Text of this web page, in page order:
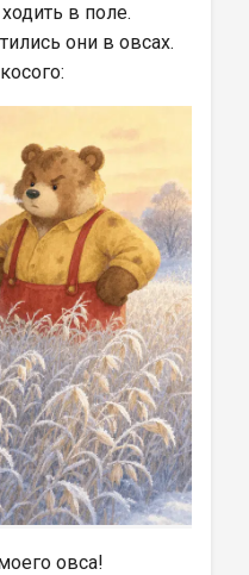
в поле.
они в овсах.
овса!